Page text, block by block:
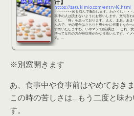
汗】
https://satukimio.com/entry46.html
･････････恥を忍んで激白します。わたくし・・
事中の人は読まないようにお願いします。文句言
くし。「痔」を患っております。ええ、まあ。あ
んので、その場合はさらりと爽やかに何事もなか
すめいたしますわ。いやマジで(笑)実は･･･これ、
痔って女性の方が発症率がかなり高いんです。イ
気。...
※別窓開きます
あ、食事中や食事前はやめておき
この時の苦しさは…もう二度と味
す。